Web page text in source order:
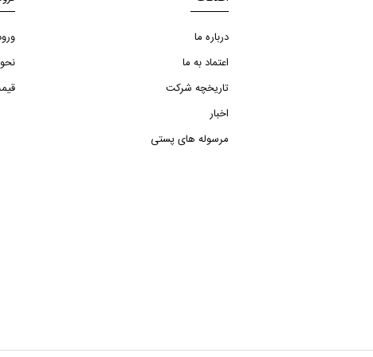
درباره ما
اعتماد به ما
تاریخچه شرکت
اخبار
مرسوله های پستی